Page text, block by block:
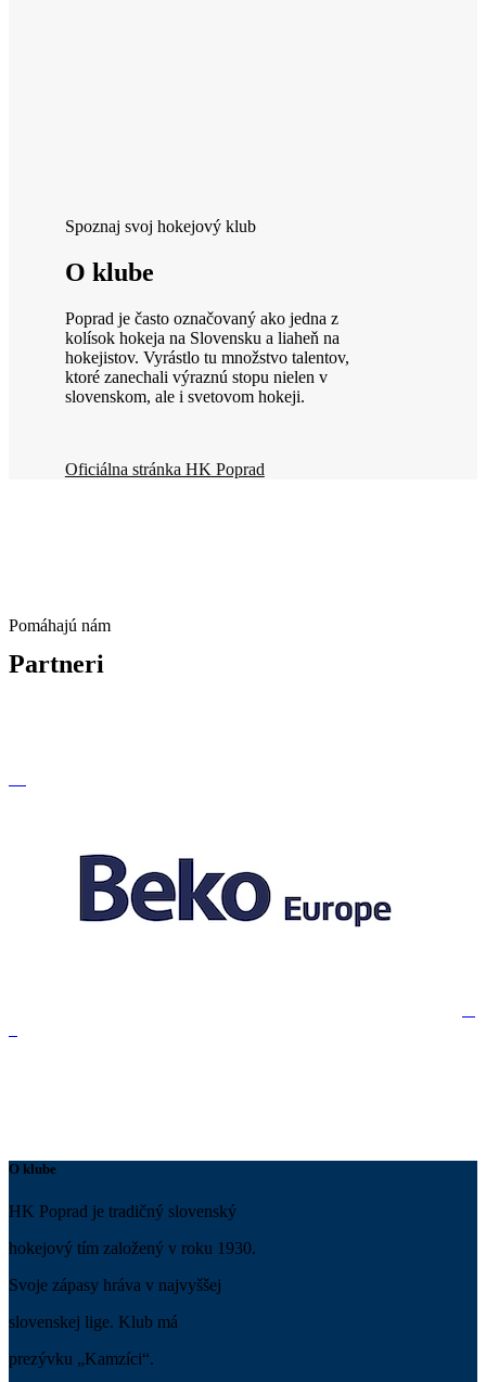
Spoznaj svoj hokejový klub
O klube
Poprad je často označovaný ako jedna z
kolísok hokeja na Slovensku a liaheň na
hokejistov. Vyrástlo tu množstvo talentov,
ktoré zanechali výraznú stopu nielen v
slovenskom, ale i svetovom hokeji.
Oficiálna stránka HK Poprad
Pomáhajú nám
Partneri
O klube
HK Poprad je tradičný slovenský
hokejový tím založený v roku 1930.
Svoje zápasy hráva v najvyššej
slovenskej lige. Klub má
prezývku „Kamzíci“.